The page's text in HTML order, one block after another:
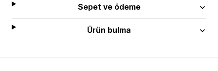
Sepet ve ödeme
Ürün bulma